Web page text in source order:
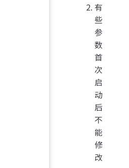
有
些
参
数
首
次
启
动
后
不
能
修
改